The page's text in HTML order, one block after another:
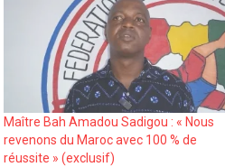
Maître Bah Amadou Sadigou : « Nous
revenons du Maroc avec 100 % de
réussite » (exclusif)